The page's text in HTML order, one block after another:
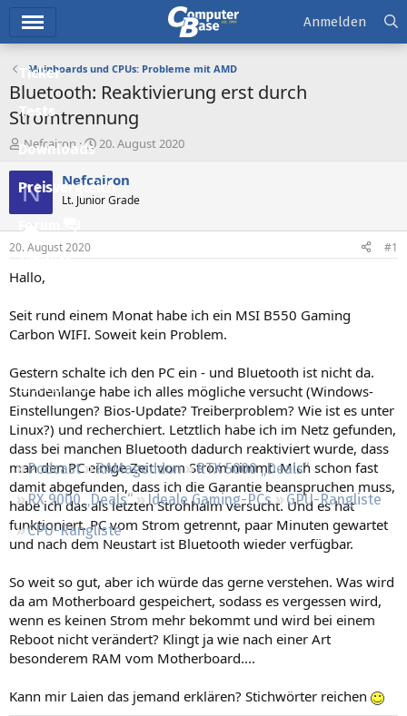
Ticker
Tests
Downloads
Preisvergleich
Forum
Aktuelles
Neue Beiträge
Leserartikel
Regeln
Podcast RAMageddon
RTX 5000 „Deals“
RX 9000 „Deals“
Ideale Gaming-PCs
GPU-Rangliste
CPU-Rangliste
Anmelden
Mainboards und CPUs: Probleme mit AMD
Bluetooth: Reaktivierung erst durch
Stromtrennung
E
r
s
t
e
r
Nefcairon
E
s
e
t
20. August 2020
N Nefcairon
Lt. Junior Grade
20. August 2020 #1
Hallo,
Seit rund einem Monat habe ich ein MSI B550 Gaming
Carbon WIFI. Soweit kein Problem.
Gestern schalte ich den PC ein - und Bluetooth ist nicht da.
Stundenlange habe ich alles mögliche versucht (Windows-
Einstellungen? Bios-Update? Treiberproblem? Wie ist es unter
Linux?) und recherchiert. Letztlich habe ich im Netz gefunden,
dass bei manchen Bluetooth dadurch reaktiviert wurde, dass
man den PC einige Zeit vom Strom nimmt. Mich schon fast
damit abgefunden, dass ich die Garantie beanspruchen muss,
habe ich das als letzten Strohhalm versucht. Und es hat
funktioniert. PC vom Strom getrennt, paar Minuten gewartet
und nach dem Neustart ist Bluetooth wieder verfügbar.
So weit so gut, aber ich würde das gerne verstehen. Was wird
da am Motherboard gespeichert, sodass es vergessen wird,
wenn es keinen Strom mehr bekommt und wird bei einem
Reboot nicht verändert? Klingt ja wie nach einer Art
besonderem RAM vom Motherboard....
Kann mir Laien das jemand erklären? Stichwörter reichen